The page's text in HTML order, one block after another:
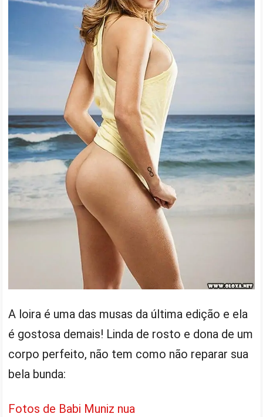
A loira é uma das musas da última edição e ela
é gostosa demais! Linda de rosto e dona de um
corpo perfeito, não tem como não reparar sua
bela bunda:
Fotos de Babi Muniz nua